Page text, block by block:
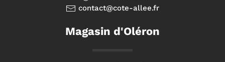
contact@cote-allee.fr
Magasin d'Oléron